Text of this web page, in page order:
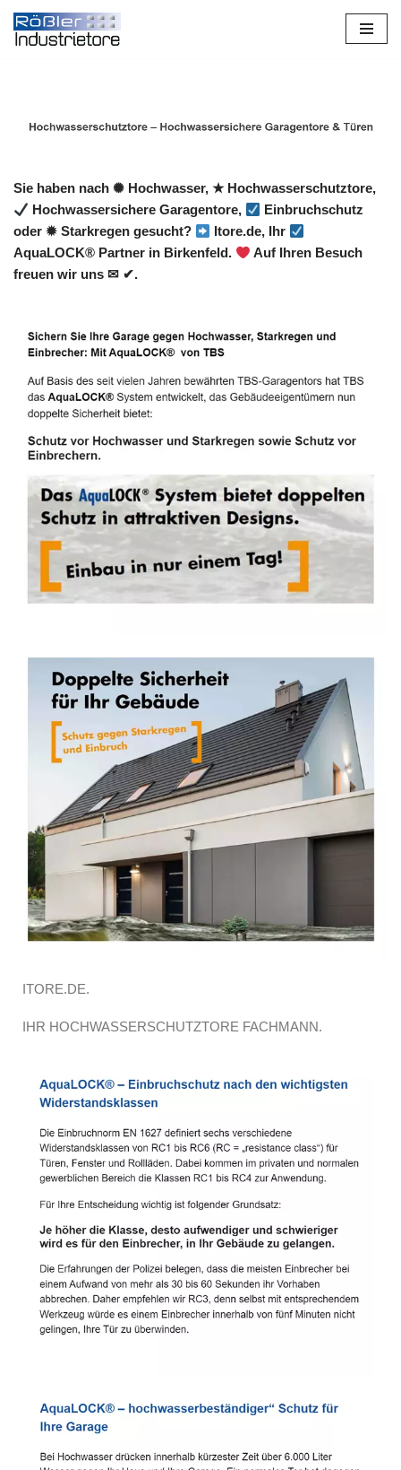
Zum
Sie haben nach ✺ Hochwasser, ★ Hochwasserschutztore,
Hochwassersichere Garagentore,
Einbruchschutz
oder ✹ Starkregen gesucht?
Itore.de, Ihr
AquaLOCK® Partner in Birkenfeld.
Auf Ihren Besuch
freuen wir uns ✉ ✔.
ITORE.DE.
IHR HOCHWASSERSCHUTZTORE FACHMANN.